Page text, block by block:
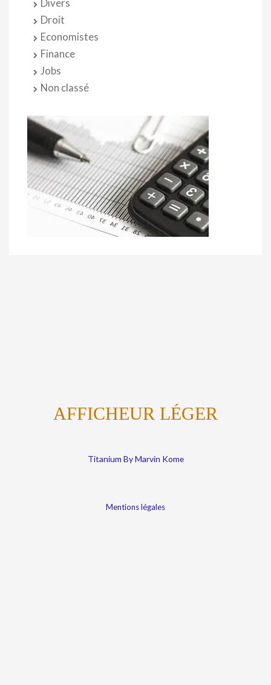
Divers
Droit
Economistes
Finance
Jobs
Non classé
AFFICHEUR LÉGER
Titanium By Marvin Kome
Mentions légales